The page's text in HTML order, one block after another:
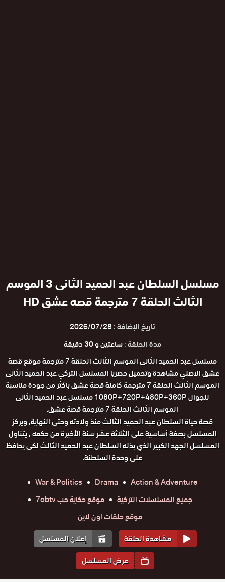
مسلسل السلطان عبد الحميد الثانى 3 الموسم
الثالث الحلقة 7 مترجمة قصه عشق HD
تاريخ الإضافة :2026/07/28
مدة الحلقة :ساعتين و 30 دقيقة
مسلسل عبد الحميد الثانى الموسم الثالث الحلقة 7 مترجمة موقع قصة
عشق الاصلي مشاهدة وتحميل حصريا المسلسل التركي عبد الحميد الثانى
الموسم الثالث الحلقة 7 مترجمة كاملة قصة عشق باكثر من جودة مناسبة
للجوال 1080P+720P+480P+360P مسلسل عبد الحميد الثانى
الموسم الثالث الحلقة 7 مترجمة قصة عشق.
قصة حياة السلطان عبد الحميد الثالث منذ ولادته وحتى النهاية, ويركز
المسلسل بصفة أساسية على الثلاثة عشر سنة الأخيرة من حكمه , يتناول
المسلسل الجهد الكبير الذي بذله السلطان عبد الحميد الثالث لكى يحافظ
على وحدة السلطنة.
Action & Adventure
Drama
War & Politics
جميع المسلسلات التركية
موقع حكاية حب 7obtv
موقع حلقات اون لاين
مشاهدة الحلقة
إعلان المسلسل
عرض المسلسل